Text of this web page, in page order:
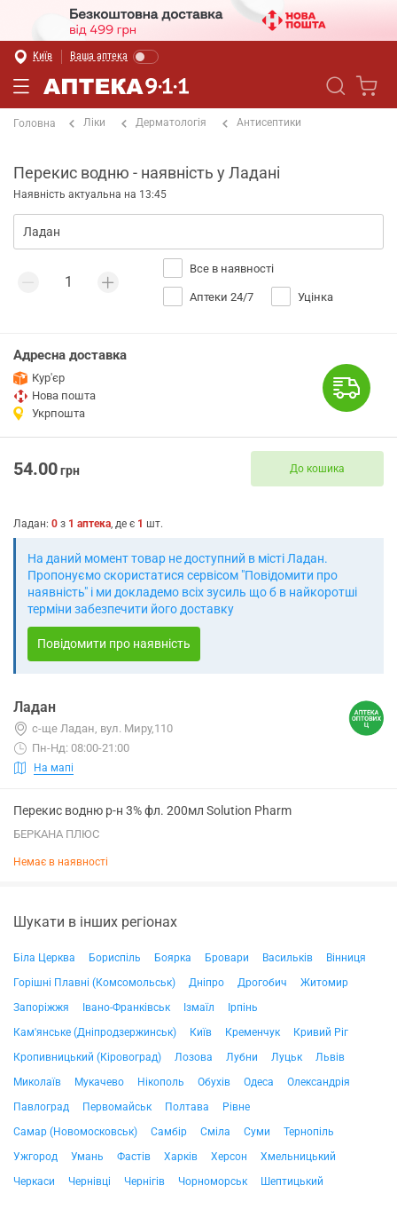
Київ Ваша аптека
Головна Ліки Дерматологія Антисептики
Перекис водню - наявність у Ладані
Наявність актуальна на 13:45
Все в наявності
Аптеки 24/7 Уцінка
Адресна доставка
Кур'єр
Нова пошта
Укрпошта
54.00грн До кошика
Ладан: 0 з 1 аптека, де є 1 шт.
На даний момент товар не доступний в місті Ладан.
Пропонуємо скористатися сервісом "Повідомити про
наявність" і ми докладемо всіх зусиль що б в найкоротші
терміни забезпечити його доставку
Повідомити про наявність
Ладан
с-ще Ладан, вул. Миру,110
Пн-Нд: 08:00-21:00
На мапі
Перекис водню р-н 3% фл. 200мл Solution Pharm
БЕРКАНА ПЛЮС
Немає в наявності
Шукати в інших регіонах
Біла Церква Бориспіль Боярка Бровари Васильків
Вінниця
Горішні Плавні (Комсомольськ)
Дніпро Дрогобич
Житомир
Запоріжжя
Івано-Франківськ Ізмаїл
Ірпінь
Кам'янське (Дніпродзержинськ)
Київ Кременчук
Кривий Ріг
Кропивницький (Кіровоград)
Лозова Лубни Луцьк
Львів
Миколаїв
Мукачево Нікополь Обухів Одеса
Олександрія
Павлоград
Первомайськ Полтава
Рівне
Самар (Новомосковськ)
Самбір Сміла Суми
Тернопіль
Ужгород
Умань Фастів Харків Херсон
Хмельницький
Черкаси
Чернівці Чернігів Чорноморськ Шептицький